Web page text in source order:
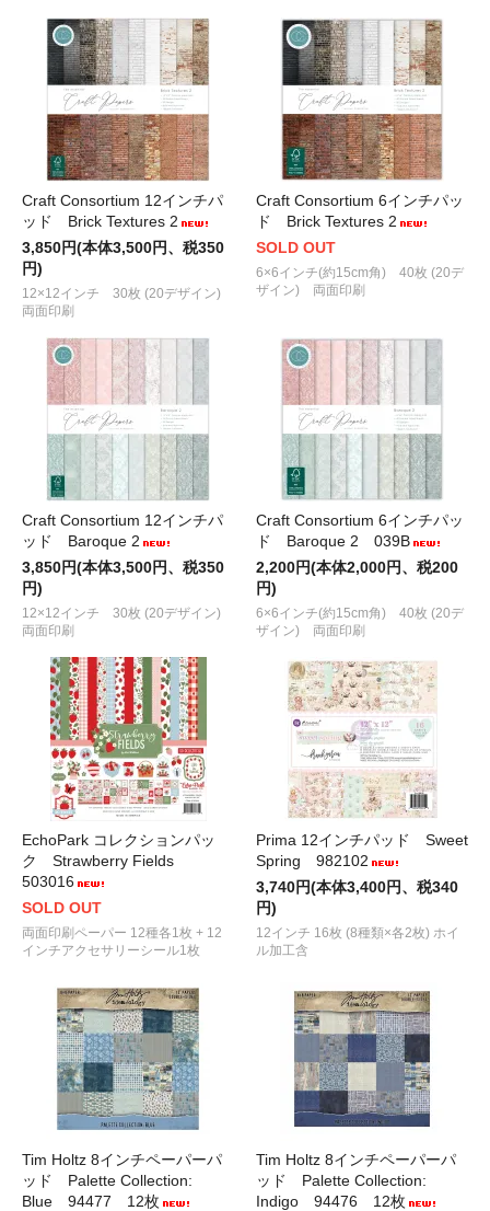
Craft Consortium 12インチパ
ッド Brick Textures 2
3,850円(本体3,500円、税350
円)
12×12インチ 30枚 (20デザイン)
両面印刷
Craft Consortium 6インチパッ
ド Brick Textures 2
SOLD OUT
6×6インチ(約15cm角) 40枚 (20デ
ザイン) 両面印刷
Craft Consortium 12インチパ
ッド Baroque 2
3,850円(本体3,500円、税350
円)
12×12インチ 30枚 (20デザイン)
両面印刷
Craft Consortium 6インチパッ
ド Baroque 2 039B
2,200円(本体2,000円、税200
円)
6×6インチ(約15cm角) 40枚 (20デ
ザイン) 両面印刷
EchoPark コレクションパッ
ク Strawberry Fields
503016
SOLD OUT
両面印刷ペーパー 12種各1枚 + 12
インチアクセサリーシール1枚
Prima 12インチパッド Sweet
Spring 982102
3,740円(本体3,400円、税340
円)
12インチ 16枚 (8種類×各2枚) ホイ
ル加工含
Tim Holtz 8インチペーパーパ
ッド Palette Collection:
Blue 94477 12枚
Tim Holtz 8インチペーパーパ
ッド Palette Collection:
Indigo 94476 12枚